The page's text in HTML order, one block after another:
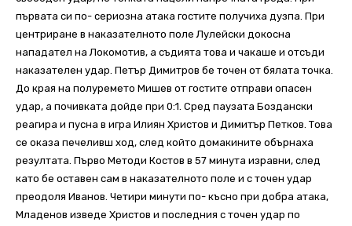
първата си по- сериозна атака гостите получиха дузпа. При
центриране в наказателното поле Лулейски докосна
нападател на Локомотив, а съдията това и чакаше и отсъди
наказателен удар. Петър Димитров бе точен от бялата точка.
До края на полуремето Мишев от гостите отправи опасен
удар, а почивката дойде при 0:1. Сред паузата Боздански
реагира и пусна в игра Илиян Христов и Димитър Петков. Това
се оказа печеливш ход, след който домакините обърнаха
резултата. Първо Методи Костов в 57 минута изравни, след
като бе оставен сам в наказателното поле и с точен удар
преодоля Иванов. Четири минути по- късно при добра атака,
Младенов изведе Христов и последния с точен удар по